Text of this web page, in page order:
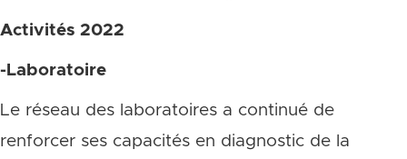
Activités 2022
-Laboratoire
Le réseau des laboratoires a continué de
renforcer ses capacités en diagnostic de la